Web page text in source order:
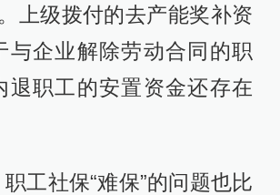
上级拨付的去产能奖补资
与企业解除劳动合同的职
退职工的安置资金还存在
工社保“难保”的问题也比